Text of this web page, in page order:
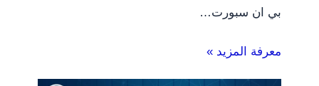
بي ان سبورت…
معرفة المزيد »